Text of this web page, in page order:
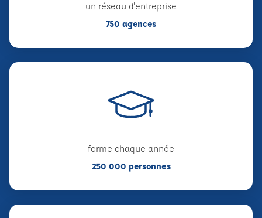
un réseau d'entreprise
750 agences
forme chaque année
250 000 personnes